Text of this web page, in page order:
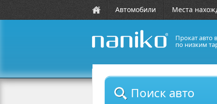
Автомобили Места
Прокат авто
по низким
Поиск авто